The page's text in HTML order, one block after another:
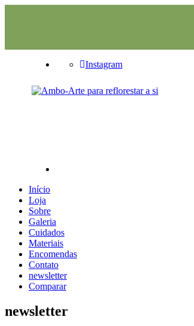
Instagram
Início
Loja
Sobre
Galeria
Cuidados
Materiais
Encomendas
Contato
newsletter
Comparar
newsletter